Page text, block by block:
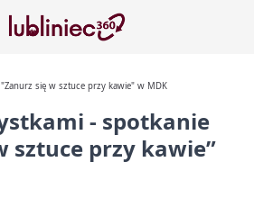
się w sztuce przy kawie" w MDK
- spotkanie
sztuce przy kawie”